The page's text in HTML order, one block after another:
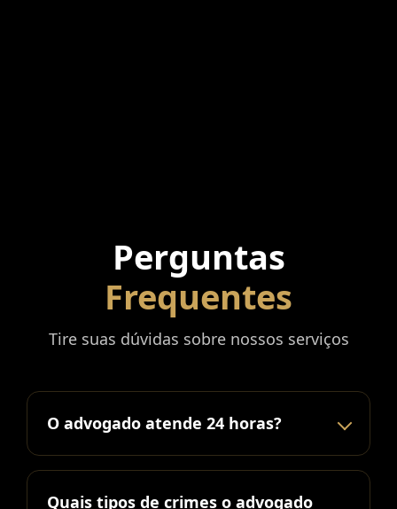
Perguntas
Frequentes
Tire suas dúvidas sobre nossos serviços
O advogado atende 24 horas?
Quais tipos de crimes o advogado